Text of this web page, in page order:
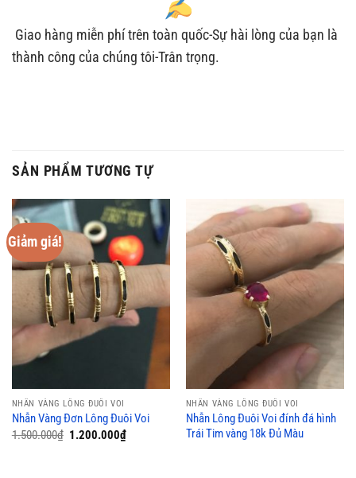
Giao hàng miễn phí trên toàn quốc-Sự hài lòng của bạn là
thành công của chúng tôi-Trân trọng.
SẢN PHẨM TƯƠNG TỰ
Giảm giá!
NHẪN VÀNG LÔNG ĐUÔI VOI
Nhẫn Vàng Đơn Lông Đuôi Voi
1.500.000₫ Giá
1.200.000₫Giá
NHẪN VÀNG LÔNG ĐUÔI VOI
Nhẫn Lông Đuôi Voi đính đá hình
Trái Tim vàng 18k Đủ Màu